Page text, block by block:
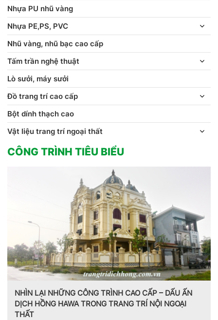
Nhựa PU nhũ vàng
Nhựa PE,PS, PVC
Nhũ vàng, nhũ bạc cao cấp
Tấm trần nghệ thuật
Lò sưởi, máy sưởi
Đồ trang trí cao cấp
Bột dính thạch cao
Vật liệu trang trí ngoại thất
CÔNG TRÌNH TIÊU BIỂU
NHÌN LẠI NHỮNG CÔNG TRÌNH CAO CẤP – DẤU ẤN
DỊCH HỒNG HAWA TRONG TRANG TRÍ NỘI NGOẠI
THẤT